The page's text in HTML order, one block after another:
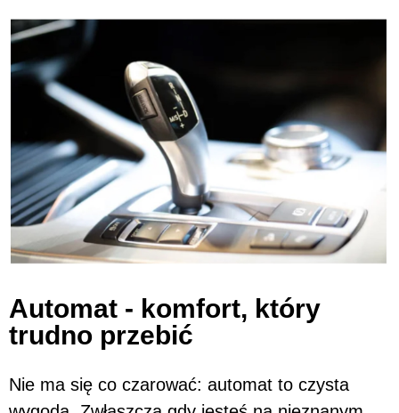
Automat - komfort, który
trudno przebić
Nie ma się co czarować: automat to czysta